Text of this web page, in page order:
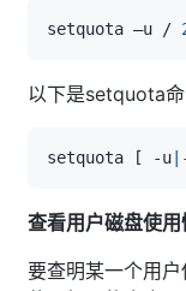
setquota –u /
以下是setquota命
setquota [ -u
查看用户磁盘使用
要查明某一个用